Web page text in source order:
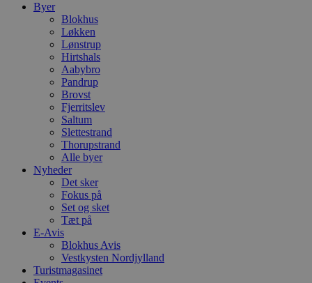
Byer
Blokhus
Løkken
Lønstrup
Hirtshals
Aabybro
Pandrup
Brovst
Fjerritslev
Saltum
Slettestrand
Thorupstrand
Alle byer
Nyheder
Det sker
Fokus på
Set og sket
Tæt på
E-Avis
Blokhus Avis
Vestkysten Nordjylland
Turistmagasinet